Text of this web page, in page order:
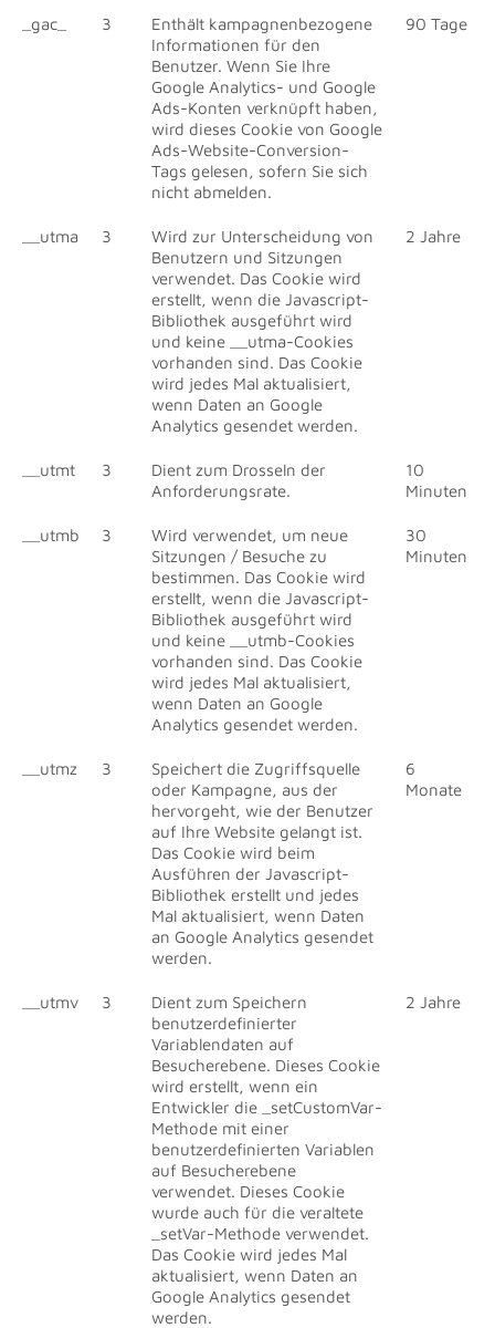
_gac_ 3
Enthält kampagnenbezogene
Informationen für den
Benutzer. Wenn Sie Ihre
Google Analytics- und Google
Ads-Konten verknüpft haben,
wird dieses Cookie von Google
Ads-Website-Conversion-
Tags gelesen, sofern Sie sich
nicht abmelden.
90 Tage
__utma 3
Wird zur Unterscheidung von
Benutzern und Sitzungen
verwendet. Das Cookie wird
erstellt, wenn die Javascript-
Bibliothek ausgeführt wird
und keine __utma-Cookies
vorhanden sind. Das Cookie
wird jedes Mal aktualisiert,
wenn Daten an Google
Analytics gesendet werden.
2 Jahre
__utmt 3
Dient zum Drosseln der
Anforderungsrate.
10
Minuten
__utmb 3
Wird verwendet, um neue
Sitzungen / Besuche zu
bestimmen. Das Cookie wird
erstellt, wenn die Javascript-
Bibliothek ausgeführt wird
und keine __utmb-Cookies
vorhanden sind. Das Cookie
wird jedes Mal aktualisiert,
wenn Daten an Google
Analytics gesendet werden.
30
Minuten
__utmz 3
Speichert die Zugriffsquelle
oder Kampagne, aus der
hervorgeht, wie der Benutzer
auf Ihre Website gelangt ist.
Das Cookie wird beim
Ausführen der Javascript-
Bibliothek erstellt und jedes
Mal aktualisiert, wenn Daten
an Google Analytics gesendet
werden.
6
Monate
__utmv 3
Dient zum Speichern
benutzerdefinierter
Variablendaten auf
Besucherebene. Dieses Cookie
wird erstellt, wenn ein
Entwickler die _setCustomVar-
Methode mit einer
benutzerdefinierten Variablen
auf Besucherebene
verwendet. Dieses Cookie
wurde auch für die veraltete
_setVar-Methode verwendet.
Das Cookie wird jedes Mal
aktualisiert, wenn Daten an
Google Analytics gesendet
werden.
2 Jahre